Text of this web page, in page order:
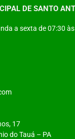
DE SANTO
a sexta de 07:30
17
do Tauá – PA